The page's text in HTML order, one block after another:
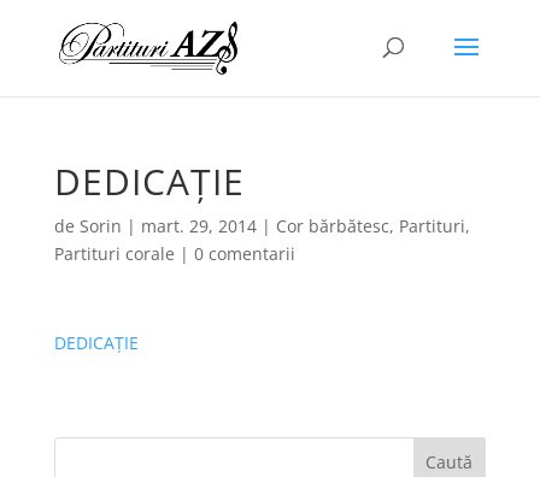
DEDICAȚIE
de Sorin | mart. 29, 2014| Cor bărbătesc, Partituri,
Partituri corale | 0 comentarii
DEDICAȚIE